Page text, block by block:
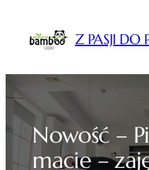
treści
Z PASJI DO
Nowość –
macie –